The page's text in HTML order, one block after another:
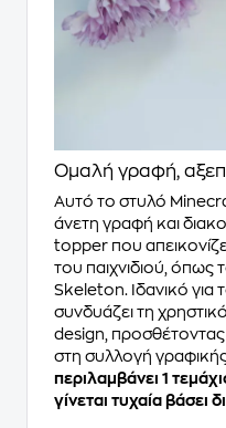
Ομαλή γραφή,
Αυτό το στυλό
άνετη γραφή και
topper που
του παιχνιδιού, όπως
Skeleton. Ιδανικό για
συνδυάζει τη
design, προσθέτοντας
στη συλλογή
περιλαμβάνει 1
γίνεται τυχαία βάσει